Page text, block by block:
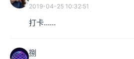
2019-04-25 10:32:51
打卡……
捌